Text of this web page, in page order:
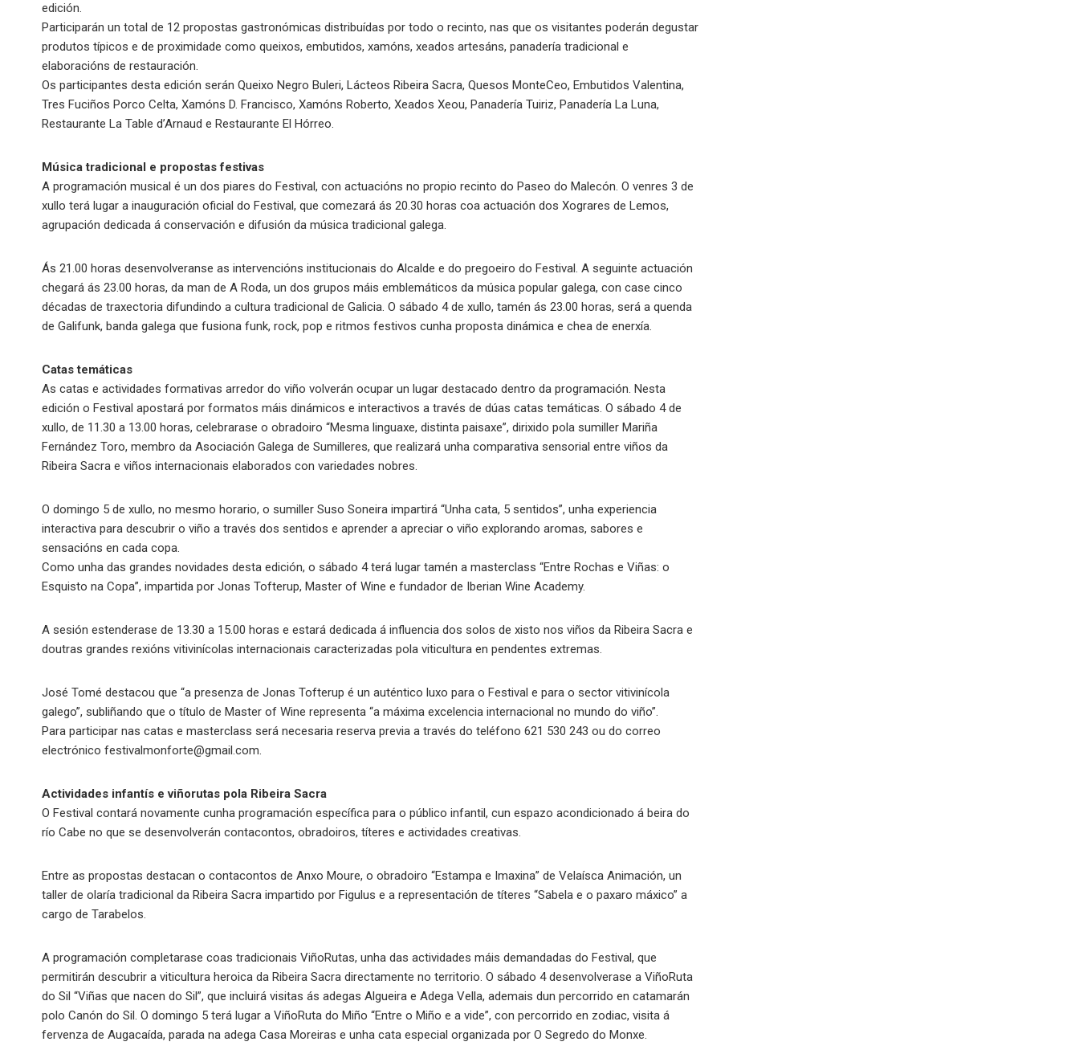
edición.
Participarán un total de 12 propostas gastronómicas distribuídas por todo o recinto, nas que os visitantes poderán degustar
produtos típicos e de proximidade como queixos, embutidos, xamóns, xeados artesáns, panadería tradicional e
elaboracións de restauración.
Os participantes desta edición serán Queixo Negro Buleri, Lácteos Ribeira Sacra, Quesos MonteCeo, Embutidos Valentina,
Tres Fuciños Porco Celta, Xamóns D. Francisco, Xamóns Roberto, Xeados Xeou, Panadería Tuiriz, Panadería La Luna,
Restaurante La Table d’Arnaud e Restaurante El Hórreo.
Música tradicional e propostas festivas
A programación musical é un dos piares do Festival, con actuacións no propio recinto do Paseo do Malecón. O venres 3 de
xullo terá lugar a inauguración oficial do Festival, que comezará ás 20.30 horas coa actuación dos Xograres de Lemos,
agrupación dedicada á conservación e difusión da música tradicional galega.
Ás 21.00 horas desenvolveranse as intervencións institucionais do Alcalde e do pregoeiro do Festival. A seguinte actuación
chegará ás 23.00 horas, da man de A Roda, un dos grupos máis emblemáticos da música popular galega, con case cinco
décadas de traxectoria difundindo a cultura tradicional de Galicia. O sábado 4 de xullo, tamén ás 23.00 horas, será a quenda
de Galifunk, banda galega que fusiona funk, rock, pop e ritmos festivos cunha proposta dinámica e chea de enerxía.
Catas temáticas
As catas e actividades formativas arredor do viño volverán ocupar un lugar destacado dentro da programación. Nesta
edición o Festival apostará por formatos máis dinámicos e interactivos a través de dúas catas temáticas. O sábado 4 de
xullo, de 11.30 a 13.00 horas, celebrarase o obradoiro “Mesma linguaxe, distinta paisaxe”, dirixido pola sumiller Mariña
Fernández Toro, membro da Asociación Galega de Sumilleres, que realizará unha comparativa sensorial entre viños da
Ribeira Sacra e viños internacionais elaborados con variedades nobres.
O domingo 5 de xullo, no mesmo horario, o sumiller Suso Soneira impartirá “Unha cata, 5 sentidos”, unha experiencia
interactiva para descubrir o viño a través dos sentidos e aprender a apreciar o viño explorando aromas, sabores e
sensacións en cada copa.
Como unha das grandes novidades desta edición, o sábado 4 terá lugar tamén a masterclass “Entre Rochas e Viñas: o
Esquisto na Copa”, impartida por Jonas Tofterup, Master of Wine e fundador de Iberian Wine Academy.
A sesión estenderase de 13.30 a 15.00 horas e estará dedicada á influencia dos solos de xisto nos viños da Ribeira Sacra e
doutras grandes rexións vitivinícolas internacionais caracterizadas pola viticultura en pendentes extremas.
José Tomé destacou que “a presenza de Jonas Tofterup é un auténtico luxo para o Festival e para o sector vitivinícola
galego”, subliñando que o título de Master of Wine representa “a máxima excelencia internacional no mundo do viño”.
Para participar nas catas e masterclass será necesaria reserva previa a través do teléfono 621 530 243 ou do correo
electrónico festivalmonforte@gmail.com.
Actividades infantís e viñorutas pola Ribeira Sacra
O Festival contará novamente cunha programación específica para o público infantil, cun espazo acondicionado á beira do
río Cabe no que se desenvolverán contacontos, obradoiros, títeres e actividades creativas.
Entre as propostas destacan o contacontos de Anxo Moure, o obradoiro “Estampa e Imaxina” de Velaísca Animación, un
taller de olaría tradicional da Ribeira Sacra impartido por Figulus e a representación de títeres “Sabela e o paxaro máxico” a
cargo de Tarabelos.
A programación completarase coas tradicionais ViñoRutas, unha das actividades máis demandadas do Festival, que
permitirán descubrir a viticultura heroica da Ribeira Sacra directamente no territorio. O sábado 4 desenvolverase a ViñoRuta
do Sil “Viñas que nacen do Sil”, que incluirá visitas ás adegas Algueira e Adega Vella, ademais dun percorrido en catamarán
polo Canón do Sil. O domingo 5 terá lugar a ViñoRuta do Miño “Entre o Miño e a vide”, con percorrido en zodiac, visita á
fervenza de Augacaída, parada na adega Casa Moreiras e unha cata especial organizada por O Segredo do Monxe.